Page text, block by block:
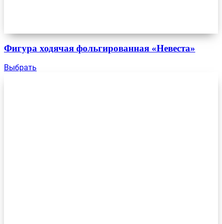
Фигура ходячая фольгированная «Невеста»
Выбрать